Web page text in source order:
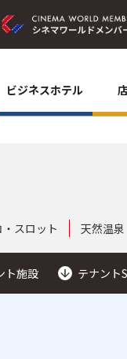
ビジネスホテル
スロット 天然温泉
ト施設 テナント